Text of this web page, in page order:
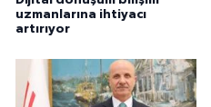
uzmanlarına ihtiyacı
artırıyor